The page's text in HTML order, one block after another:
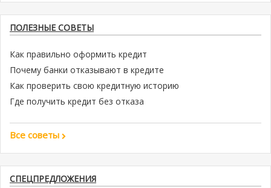
ПОЛЕЗНЫЕ СОВЕТЫ
Как правильно оформить кредит
Почему банки отказывают в кредите
Как проверить свою кредитную историю
Где получить кредит без отказа
Все советы
СПЕЦПРЕДЛОЖЕНИЯ